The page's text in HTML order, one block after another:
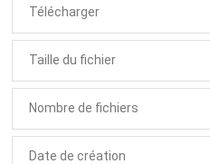
Télécharger
Taille du fichier
Nombre de fichiers
Date de création